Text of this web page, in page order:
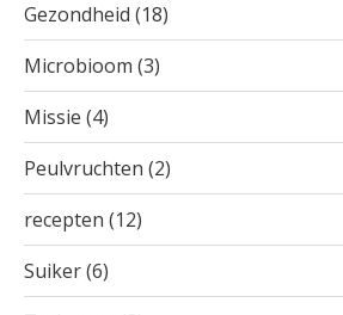
Gezondheid (18)
Microbioom (3)
Missie (4)
Peulvruchten (2)
recepten (12)
Suiker(6)